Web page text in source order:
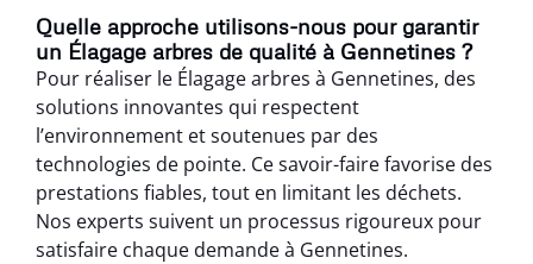
Quelle approche utilisons-nous pour garantir
un Élagage arbres de qualité à Gennetines ?
Pour réaliser le Élagage arbres à Gennetines, des
solutions innovantes qui respectent
l’environnement et soutenues par des
technologies de pointe. Ce savoir-faire favorise des
prestations fiables, tout en limitant les déchets.
Nos experts suivent un processus rigoureux pour
satisfaire chaque demande à Gennetines.